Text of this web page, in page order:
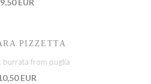
9,50 EUR
PIZZETTA
burrata from puglia
EUR